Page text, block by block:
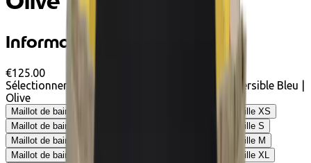
Informations produit
€125.00
Sélectionner Maillot de bain une-pièce Giali Réversible Bleu |
Olive
Maillot de bain une-pièce Giali Réversible Bleu | Olive - Taille XS
Maillot de bain une-pièce Giali Réversible Bleu | Olive - Taille S
Maillot de bain une-pièce Giali Réversible Bleu | Olive - Taille M
Maillot de bain une-pièce Giali Réversible Bleu | Olive - Taille XL